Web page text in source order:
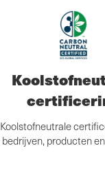
Koolstofneutrale
bedrijven, producten